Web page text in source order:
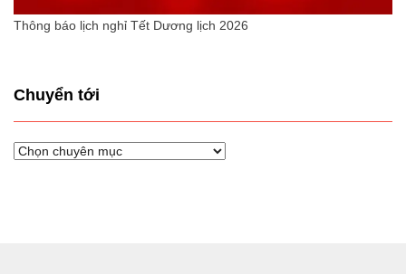
Thông báo lịch nghỉ Tết Dương lịch 2026
Chuyển tới
Chuyển